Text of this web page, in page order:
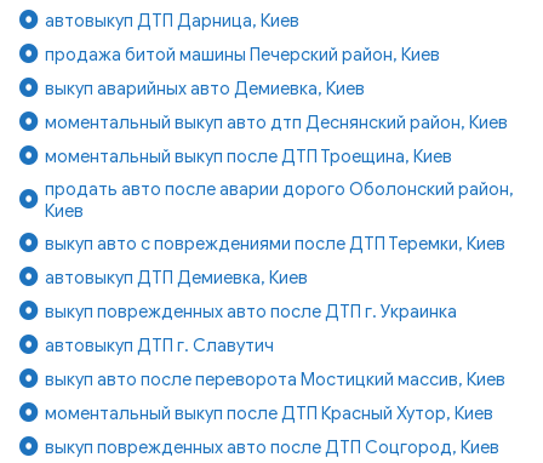
автовыкуп ДТП Дарница, Киев
продажа битой машины Печерский район, Киев
выкуп аварийных авто Демиевка, Киев
моментальный выкуп авто дтп Деснянский район, Киев
моментальный выкуп после ДТП Троещина, Киев
продать авто после аварии дорого Оболонский район,
Киев
выкуп авто с повреждениями после ДТП Теремки, Киев
автовыкуп ДТП Демиевка, Киев
выкуп поврежденных авто после ДТП г. Украинка
автовыкуп ДТП г. Славутич
выкуп авто после переворота Мостицкий массив, Киев
моментальный выкуп после ДТП Красный Хутор, Киев
выкуп поврежденных авто после ДТП Соцгород, Киев